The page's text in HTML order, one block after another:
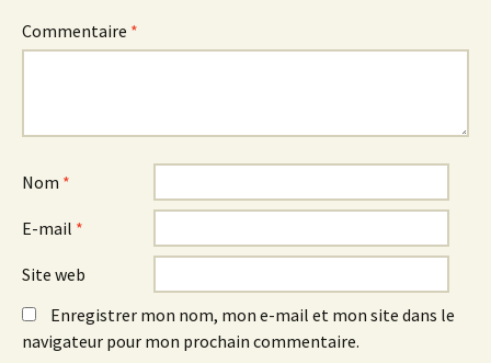
Commentaire *
Nom *
E-mail *
Site web
Enregistrer mon nom, mon e-mail et mon site dans le
navigateur pour mon prochain commentaire.